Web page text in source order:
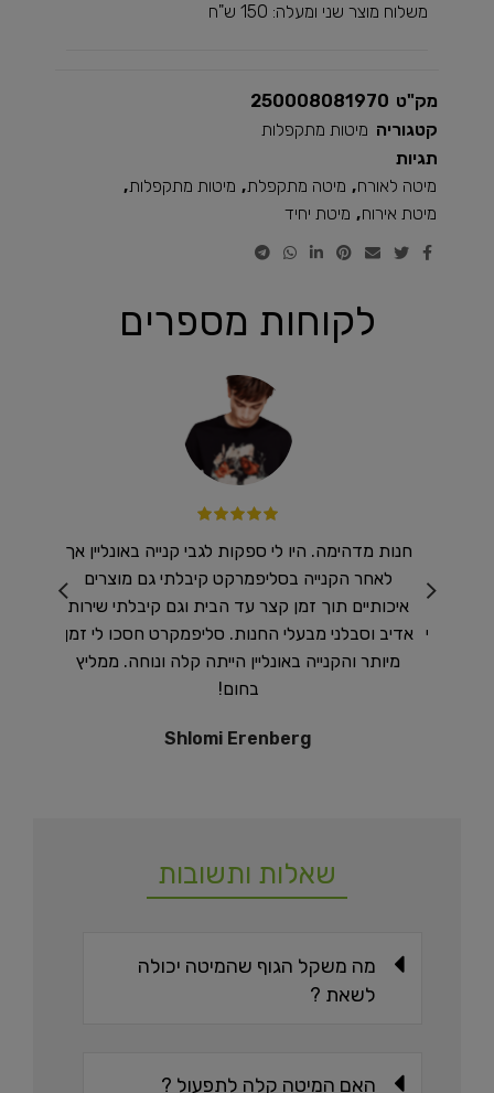
משלוח מוצר שני ומעלה: 150 ש"ח
מק"ט 250008081970
קטגוריה מיטות מתקפלות
תגיות
מיטה לאורח, מיטה מתקפלת, מיטות מתקפלות,
מיטת אירוח, מיטת יחיד
לקוחות מספרים
חנות מדהימה. היו לי ספקות לגבי קנייה באונליין אך
לאחר הקנייה בסליפמרקט קיבלתי גם מוצרים
איכותיים תוך זמן קצר עד הבית וגם קיבלתי שירות
אדיב וסבלני מבעלי החנות. סליפמקרט חסכו לי זמן
מיותר והקנייה באונליין הייתה קלה ונוחה. ממליץ
בחום!
Shlomi Erenberg
שאלות ותשובות
מה משקל הגוף שהמיטה יכולה
לשאת ?
האם המיטה קלה לתפעול ?